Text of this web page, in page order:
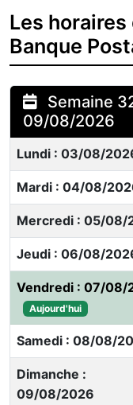
Les horaires
Banque
Semaine
09/08/2026
Lundi : 03/08/
Mardi : 04/08/
Mercredi : 05/08/
Jeudi : 06/08/
Vendredi : 07/08/
Aujourd'hui
Samedi : 08/08/
Dimanche :
09/08/2026